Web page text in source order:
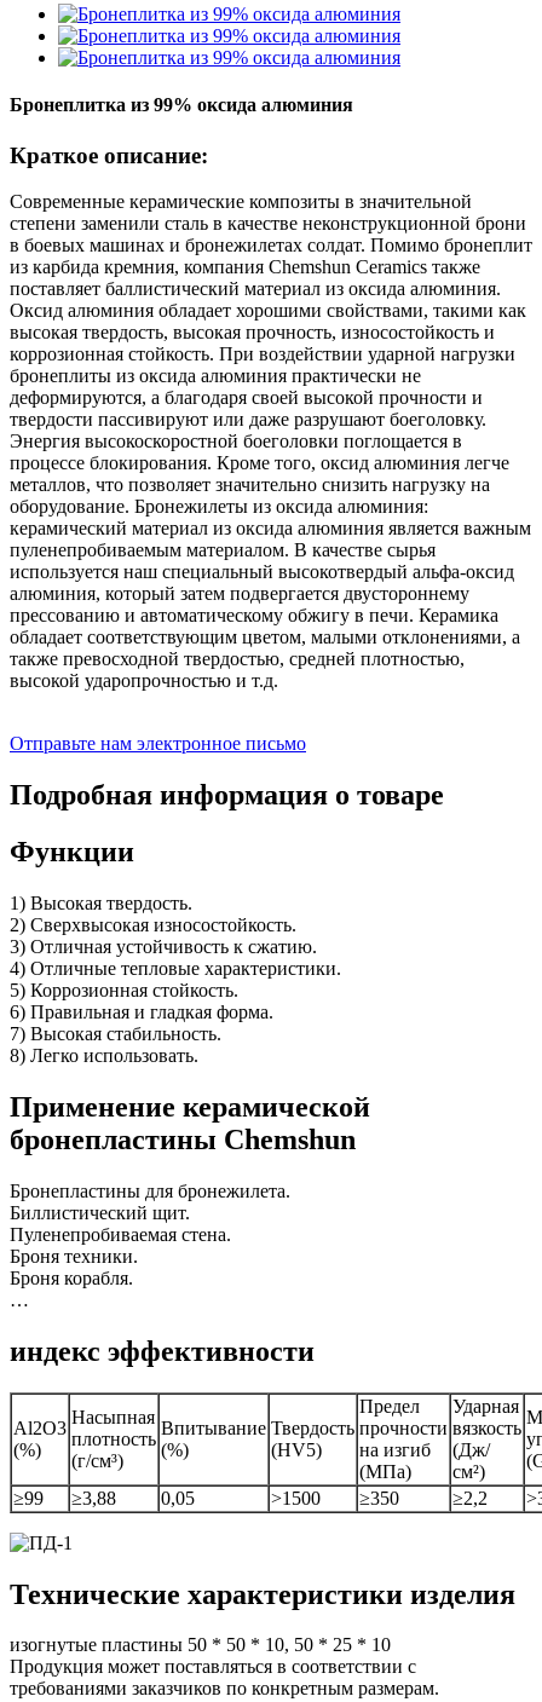
Бронеплитка из 99% оксида алюминия
Краткое описание:
Современные керамические композиты в значительной
степени заменили сталь в качестве неконструкционной брони
в боевых машинах и бронежилетах солдат. Помимо бронеплит
из карбида кремния, компания Chemshun Ceramics также
поставляет баллистический материал из оксида алюминия.
Оксид алюминия обладает хорошими свойствами, такими как
высокая твердость, высокая прочность, износостойкость и
коррозионная стойкость. При воздействии ударной нагрузки
бронеплиты из оксида алюминия практически не
деформируются, а благодаря своей высокой прочности и
твердости пассивируют или даже разрушают боеголовку.
Энергия высокоскоростной боеголовки поглощается в
процессе блокирования. Кроме того, оксид алюминия легче
металлов, что позволяет значительно снизить нагрузку на
оборудование. Бронежилеты из оксида алюминия:
керамический материал из оксида алюминия является важным
пуленепробиваемым материалом. В качестве сырья
используется наш специальный высокотвердый альфа-оксид
алюминия, который затем подвергается двустороннему
прессованию и автоматическому обжигу в печи. Керамика
обладает соответствующим цветом, малыми отклонениями, а
также превосходной твердостью, средней плотностью,
высокой ударопрочностью и т.д.
Отправьте нам электронное письмо
Подробная информация о товаре
Функции
1) Высокая твердость.
2) Сверхвысокая износостойкость.
3) Отличная устойчивость к сжатию.
4) Отличные тепловые характеристики.
5) Коррозионная стойкость.
6) Правильная и гладкая форма.
7) Высокая стабильность.
8) Легко использовать.
Применение керамической
бронепластины Chemshun
Бронепластины для бронежилета.
Биллистический щит.
Пуленепробиваемая стена.
Броня техники.
Броня корабля.
…
индекс эффективности
Al2O3
(%)
Насыпная
плотность
(г/см³)
Впитывание
(%)
Твердость
(HV5)
Предел
прочности
на изгиб
(МПа)
Ударная
вязкость
(Дж/
см²)
≥99
≥3,88 0,05 >1500 ≥350 ≥2,2
Технические характеристики изделия
изогнутые пластины 50 * 50 * 10, 50 * 25 * 10
Продукция может поставляться в соответствии с
требованиями заказчиков по конкретным размерам.